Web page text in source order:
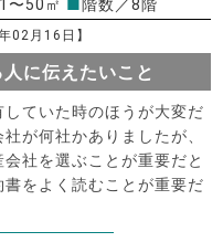
〜50㎡ ■階数／8階
02月16日】
に伝えたいこと
ていた時のほうが大変だ
が何社かありましたが、
社を選ぶことが重要だと
をよく読むことが重要だ